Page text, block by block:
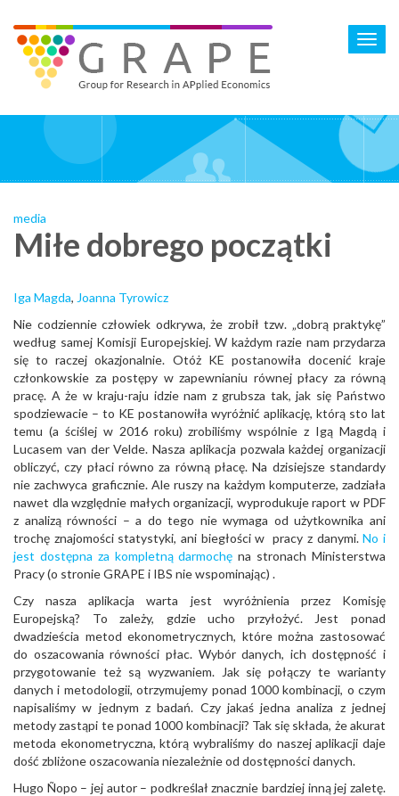
main
content
media
Miłe dobrego początki
Iga Magda, Joanna Tyrowicz
Nie codziennie człowiek odkrywa, że zrobił tzw. „dobrą praktykę”
według samej Komisji Europejskiej. W każdym razie nam przydarza
się to raczej okazjonalnie. Otóż KE postanowiła docenić kraje
członkowskie za postępy w zapewnianiu równej płacy za równą
pracę. A że w kraju-raju idzie nam z grubsza tak, jak się Państwo
spodziewacie – to KE postanowiła wyróżnić aplikację, którą sto lat
temu (a ściślej w 2016 roku) zrobiliśmy wspólnie z Igą Magdą i
Lucasem van der Velde. Nasza aplikacja pozwala każdej organizacji
obliczyć, czy płaci równo za równą płacę. Na dzisiejsze standardy
nie zachwyca graficznie. Ale ruszy na każdym komputerze, zadziała
nawet dla względnie małych organizacji, wyprodukuje raport w PDF
z analizą równości – a do tego nie wymaga od użytkownika ani
trochę znajomości statystyki, ani biegłości w pracy z danymi.No i
jest dostępna za kompletną darmochę na stronach Ministerstwa
Pracy (o stronie GRAPE i IBS nie wspominając) .
Czy nasza aplikacja warta jest wyróżnienia przez Komisję
Europejską? To zależy, gdzie ucho przyłożyć. Jest ponad
dwadzieścia metod ekonometrycznych, które można zastosować
do oszacowania równości płac. Wybór danych, ich dostępność i
przygotowanie też są wyzwaniem. Jak się połączy te warianty
danych i metodologii, otrzymujemy ponad 1000 kombinacji, o czym
napisaliśmy w jednym z badań. Czy jakaś jedna analiza z jednej
metody zastąpi te ponad 1000 kombinacji? Tak się składa, że akurat
metoda ekonometryczna, którą wybraliśmy do naszej aplikacji daje
dość zbliżone oszacowania niezależnie od dostępności danych.
Hugo Ñopo – jej autor – podkreślał znacznie bardziej inną jej zaletę.